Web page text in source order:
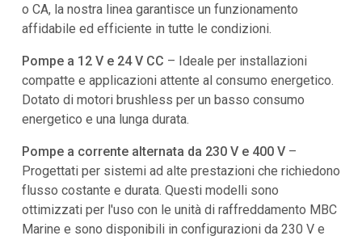
o CA, la nostra linea garantisce un funzionamento
affidabile ed efficiente in tutte le condizioni.
Pompe a 12 V e 24 V CC – Ideale per installazioni
compatte e applicazioni attente al consumo energetico.
Dotato di motori brushless per un basso consumo
energetico e una lunga durata.
Pompe a corrente alternata da 230 V e 400 V–
Progettati per sistemi ad alte prestazioni che richiedono
flusso costante e durata. Questi modelli sono
ottimizzati per l'uso con le unità di raffreddamento MBC
Marine e sono disponibili in configurazioni da 230 V e